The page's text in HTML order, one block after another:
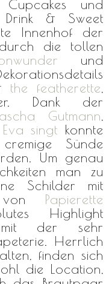
Cupcakes und
Drink & Sweet
Innenhof der
die tollen
und
the featherette,
Dank der
Gutmann,
Eva singt konnte
Sünde
Um genau
man zu
Schilder mit
von Papierette
Highlight
der sehr
Herrlich
finden sich
die Location,